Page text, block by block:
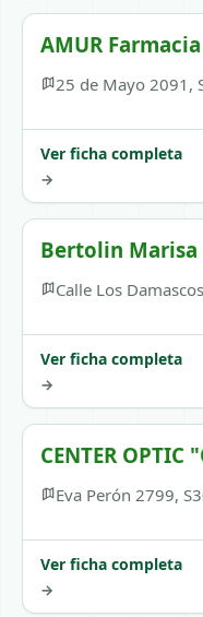
AMUR
25 de Mayo 2091,
Ver ficha completa
→
Bertolin Marisa
Calle Los
Ver ficha completa
→
CENTER OPTIC
Eva Perón 2799,
Ver ficha completa
→